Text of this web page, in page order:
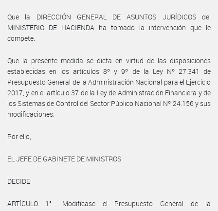
Que la DIRECCIÓN GENERAL DE ASUNTOS JURÍDICOS del
MINISTERIO DE HACIENDA ha tomado la intervención que le
compete.
Que la presente medida se dicta en virtud de las disposiciones
establecidas en los artículos 8º y 9º de la Ley Nº 27.341 de
Presupuesto General de la Administración Nacional para el Ejercicio
2017, y en el artículo 37 de la Ley de Administración Financiera y de
los Sistemas de Control del Sector Público Nacional Nº 24.156 y sus
modificaciones.
Por ello,
EL JEFE DE GABINETE DE MINISTROS
DECIDE:
ARTÍCULO 1°.- Modifícase el Presupuesto General de la